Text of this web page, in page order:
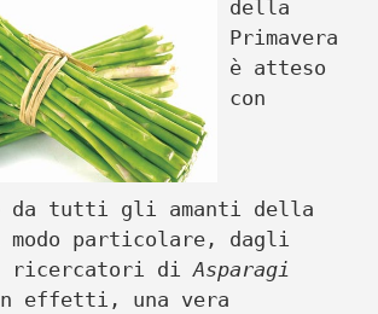
della
Primavera
è atteso
con
da tutti gli amanti della
modo particolare, dagli
ricercatori diAsparagi
effetti, una vera